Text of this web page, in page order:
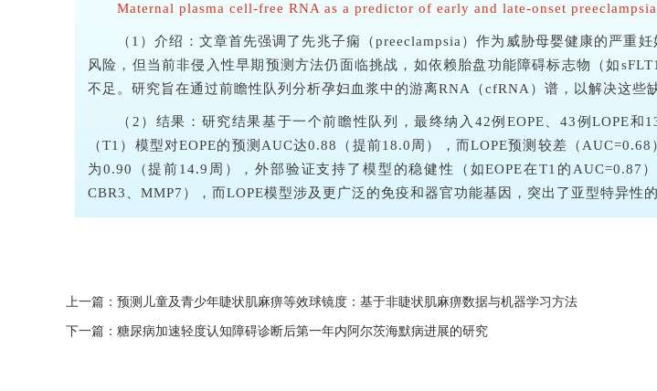
Maternal plasma cell-free RNA as a predictor of early and late-onset
（1）介绍：文章首先强调了先兆子痫（preeclampsia）作为威胁母婴健康的严重
风险，但当前非侵入性早期预测方法仍面临挑战，如依赖胎盘功能障碍标志物（如
不足。研究旨在通过前瞻性队列分析孕妇血浆中的游离RNA（cfRNA）谱，以解决这些
（2）结果：研究结果基于一个前瞻性队列，最终纳入42例EOPE、43例LOPE
（T1）模型对EOPE的预测AUC达0.88（提前18.0周），而LOPE预测较差（
为0.90（提前14.9周），外部验证支持了模型的稳健性（如EOPE在T1的AUC=0.87
CBR3、MMP7），而LOPE模型涉及更广泛的免疫和器官功能基因，突出了亚型特异性的
上一篇：预测儿童及青少年睫状肌麻痹等效球镜度：基于非睫状肌麻痹数据与机器学习方法
下一篇：糖尿病加速轻度认知障碍诊断后第一年内阿尔茨海默病进展的研究